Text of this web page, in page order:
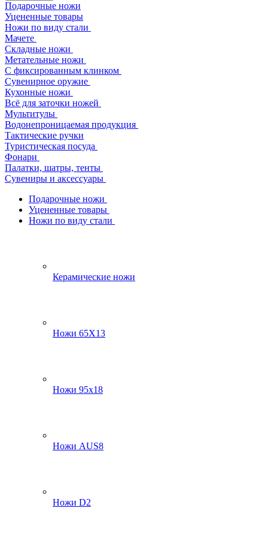
Подарочные ножи
Уцененные товары
Ножи по виду стали
Мачете
Складные ножи
Метательные ножи
С фиксированным клинком
Сувенирное оружие
Кухонные ножи
Всё для заточки ножей
Мультитулы
Водонепроницаемая продукция
Тактические ручки
Туристическая посуда
Фонари
Палатки, шатры, тенты
Сувениры и аксессуары
Подарочные ножи
Уцененные товары
Ножи по виду стали
Керамические ножи
Ножи 65Х13
Ножи 95х18
Ножи AUS8
Ножи D2